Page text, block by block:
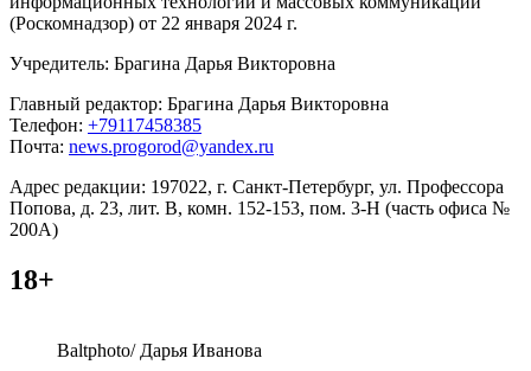
(Роскомнадзор) от 22 января 2024 г.
Учредитель: Брагина Дарья Викторовна
Главный редактор: Брагина Дарья Викторовна
Телефон: +79117458385
Почта: news.progorod@yandex.ru
Адрес редакции: 197022, г. Санкт-Петербург, ул. Профессора
Попова, д. 23, лит. В, комн. 152-153, пом. 3-Н (часть офиса №
200А)
18+
Baltphoto/ Дарья Иванова